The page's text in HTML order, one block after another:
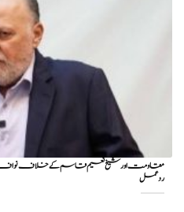
مقاومت اور شیخ نعیم قاسم کے خلاف نواف
ردعمل